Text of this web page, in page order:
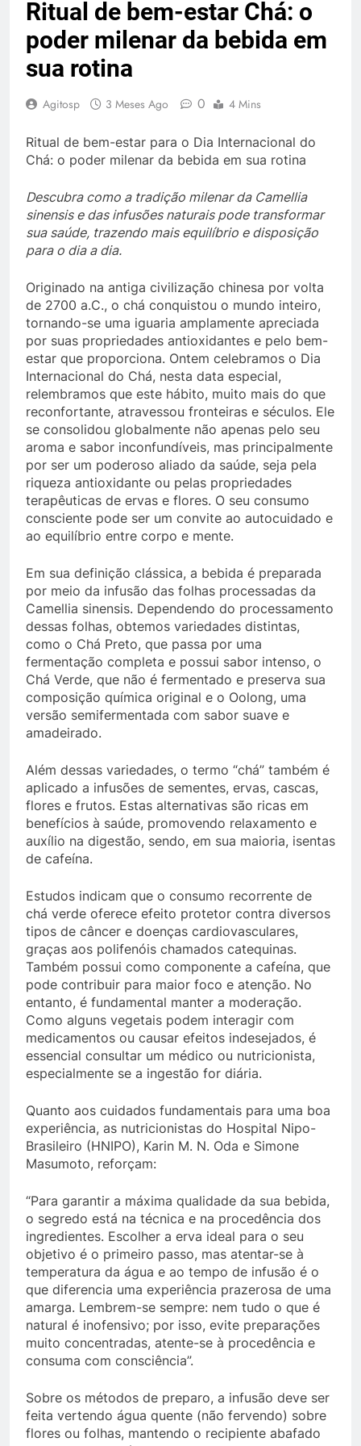
Ritual de bem-estar Chá: o
poder milenar da bebida em
sua rotina
Agitosp 3 Meses Ago 0 4 Mins
Ritual de bem-estar para o Dia Internacional do
Chá: o poder milenar da bebida em sua rotina
Descubra como a tradição milenar da Camellia
sinensis e das infusões naturais pode transformar
sua saúde, trazendo mais equilíbrio e disposição
para o dia a dia.
Originado na antiga civilização chinesa por volta
de 2700 a.C., o chá conquistou o mundo inteiro,
tornando-se uma iguaria amplamente apreciada
por suas propriedades antioxidantes e pelo bem-
estar que proporciona. Ontem celebramos o Dia
Internacional do Chá, nesta data especial,
relembramos que este hábito, muito mais do que
reconfortante, atravessou fronteiras e séculos. Ele
se consolidou globalmente não apenas pelo seu
aroma e sabor inconfundíveis, mas principalmente
por ser um poderoso aliado da saúde, seja pela
riqueza antioxidante ou pelas propriedades
terapêuticas de ervas e flores. O seu consumo
consciente pode ser um convite ao autocuidado e
ao equilíbrio entre corpo e mente.
Em sua definição clássica, a bebida é preparada
por meio da infusão das folhas processadas da
Camellia sinensis. Dependendo do processamento
dessas folhas, obtemos variedades distintas,
como o Chá Preto, que passa por uma
fermentação completa e possui sabor intenso, o
Chá Verde, que não é fermentado e preserva sua
composição química original e o Oolong, uma
versão semifermentada com sabor suave e
amadeirado.
Além dessas variedades, o termo “chá” também é
aplicado a infusões de sementes, ervas, cascas,
flores e frutos. Estas alternativas são ricas em
benefícios à saúde, promovendo relaxamento e
auxílio na digestão, sendo, em sua maioria, isentas
de cafeína.
Estudos indicam que o consumo recorrente de
chá verde oferece efeito protetor contra diversos
tipos de câncer e doenças cardiovasculares,
graças aos polifenóis chamados catequinas.
Também possui como componente a cafeína, que
pode contribuir para maior foco e atenção. No
entanto, é fundamental manter a moderação.
Como alguns vegetais podem interagir com
medicamentos ou causar efeitos indesejados, é
essencial consultar um médico ou nutricionista,
especialmente se a ingestão for diária.
Quanto aos cuidados fundamentais para uma boa
experiência, as nutricionistas do Hospital Nipo-
Brasileiro (HNIPO), Karin M. N. Oda e Simone
Masumoto, reforçam:
“Para garantir a máxima qualidade da sua bebida,
o segredo está na técnica e na procedência dos
ingredientes. Escolher a erva ideal para o seu
objetivo é o primeiro passo, mas atentar-se à
temperatura da água e ao tempo de infusão é o
que diferencia uma experiência prazerosa de uma
amarga. Lembrem-se sempre: nem tudo o que é
natural é inofensivo; por isso, evite preparações
muito concentradas, atente-se à procedência e
consuma com consciência”.
Sobre os métodos de preparo, a infusão deve ser
feita vertendo água quente (não fervendo) sobre
flores ou folhas, mantendo o recipiente abafado